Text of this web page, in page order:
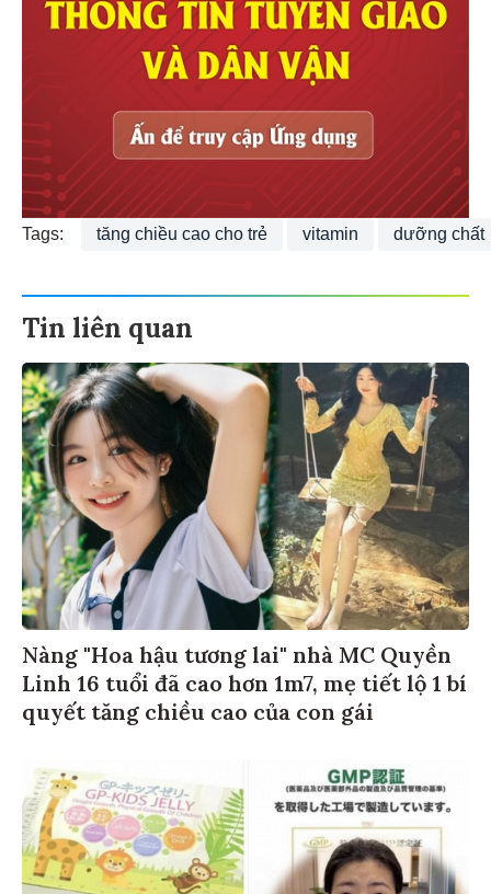
Tags: tăng chiều cao cho trẻ vitamin dưỡng chất
Tin liên quan
Nàng "Hoa hậu tương lai" nhà MC Quyền
Linh 16 tuổi đã cao hơn 1m7, mẹ tiết lộ 1 bí
quyết tăng chiều cao của con gái